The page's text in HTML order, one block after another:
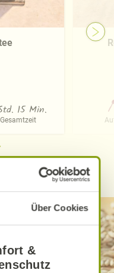
Über Cookies
&
15 Min.
Gesamtzeit
FINDEN